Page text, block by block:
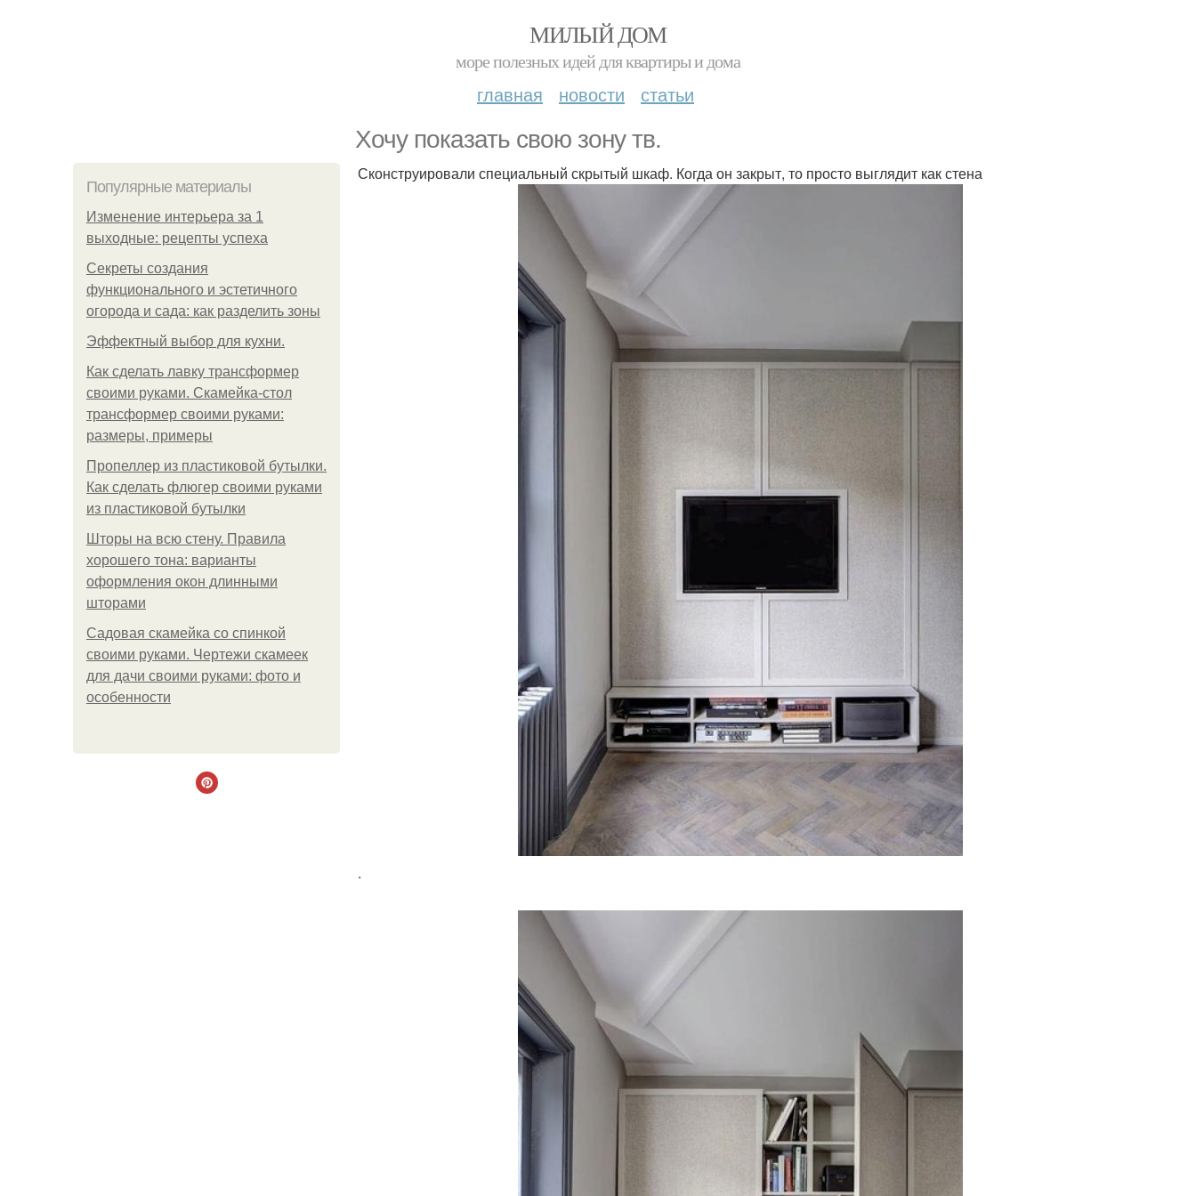
МИЛЫЙ ДОМ
море полезных идей для квартиры и дома
главная новости статьи
Хочу показать свою зону тв.
Популярные материалы
Изменение интерьера за 1
выходные: рецепты успеха
Секреты создания
функционального и эстетичного
огорода и сада: как разделить зоны
Эффектный выбор для кухни.
Как сделать лавку трансформер
своими руками. Скамейка-стол
трансформер своими руками:
размеры, примеры
Пропеллер из пластиковой бутылки.
Как сделать флюгер своими руками
из пластиковой бутылки
Шторы на всю стену. Правила
хорошего тона: варианты
оформления окон длинными
шторами
Садовая скамейка со спинкой
своими руками. Чертежи скамеек
для дачи своими руками: фото и
особенности
Сконструировали специальный скрытый шкаф. Когда он закрыт, то просто выглядит как стена
.